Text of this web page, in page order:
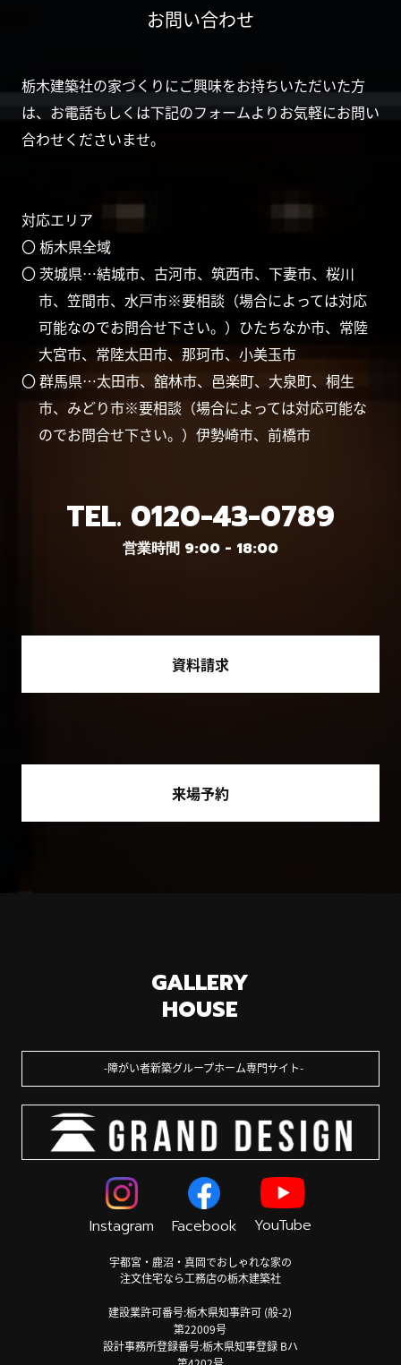
お問い合わせ
栃木建築社の家づくりにご興味をお持ちいただいた方
は、お電話もしくは下記のフォームよりお気軽にお問い
合わせくださいませ。
対応エリア
〇 栃木県全域
〇 茨城県…結城市、古河市、筑西市、下妻市、桜川
市、笠間市、水戸市※要相談（場合によっては対応
可能なのでお問合せ下さい。）ひたちなか市、常陸
大宮市、常陸太田市、那珂市、小美玉市
〇 群馬県…太田市、舘林市、邑楽町、大泉町、桐生
市、みどり市※要相談（場合によっては対応可能な
のでお問合せ下さい。）伊勢崎市、前橋市
TEL. 0120-43-0789
営業時間 9:00 - 18:00
資料請求
来場予約
GALLERY
HOUSE
障がい者新築グループホーム専門サイト
Instagram Facebook YouTube
宇都宮・鹿沼・真岡でおしゃれな家の
注文住宅なら工務店の栃木建築社
建設業許可番号:栃木県知事許可 (般-2)
第22009号
設計事務所登録番号:栃木県知事登録 Bハ